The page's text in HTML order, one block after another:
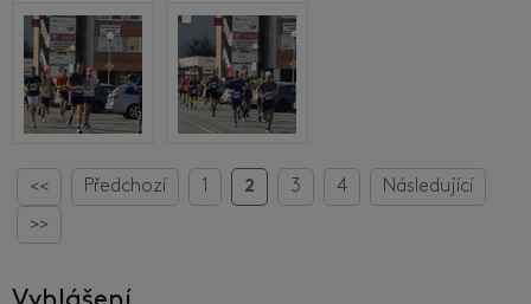
<< Předchozí 1 2 3 4
Následující
>>